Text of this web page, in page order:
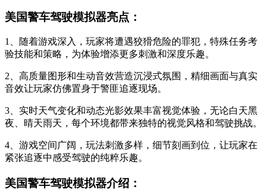
美国警车驾驶模拟器亮点：
1、随着游戏深入，玩家将遭遇狡猾危险的罪犯，特殊任务考
验技能和策略，为体验增添更多刺激和深度乐趣。
2、高质量图形和生动音效营造沉浸式氛围，精细画面与真实
音效让玩家仿佛置身于警匪追逐现场。
3、实时天气变化和动态光影效果丰富视觉体验，无论白天黑
夜、晴天雨天，每个环境都带来独特的视觉风格和驾驶挑战。
4、游戏空间广阔，玩法刺激多样，细节刻画到位，让玩家在
紧张追逐中感受驾驶的纯粹乐趣。
美国警车驾驶模拟器介绍：